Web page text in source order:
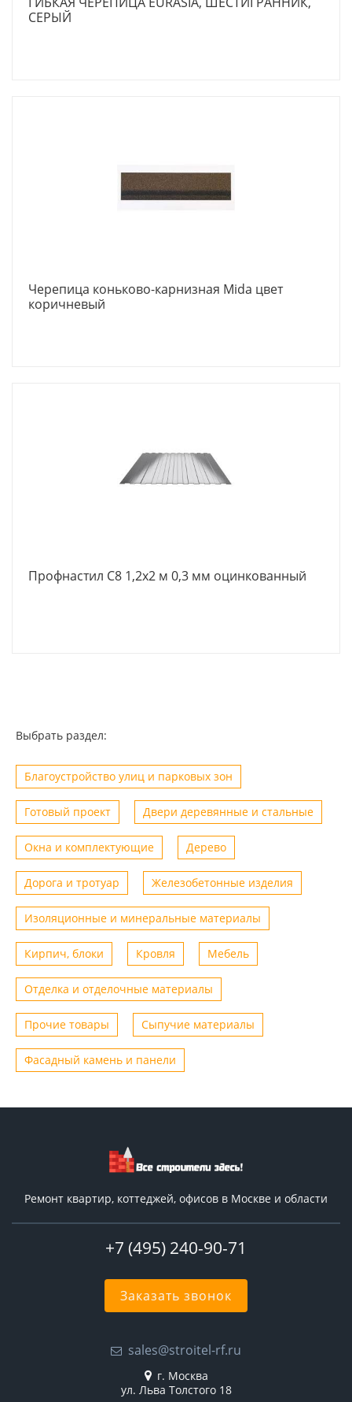
СЕРЫЙ
Черепица коньково-карнизная Mida цвет
коричневый
Профнастил С8 1,2х2 м 0,3 мм оцинкованный
Выбрать раздел:
Благоустройство улиц и парковых зон
Готовый проект Двери деревянные и стальные
Окна и комплектующие Дерево
Дорога и тротуар Железобетонные изделия
Изоляционные и минеральные материалы
Кирпич, блоки Кровля Мебель
Отделка и отделочные материалы
Прочие товары Сыпучие материалы
Фасадный камень и панели
Ремонт квартир, коттеджей, офисов в Москве и области
+7 (495) 240-90-71
Заказать звонок
sales@stroitel-rf.ru
г. Москва
ул. Льва Толстого 18